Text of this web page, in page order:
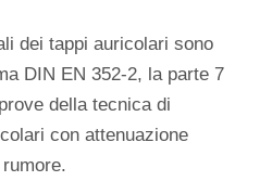
dei tappi auricolari sono
DIN EN 352-2, la parte 7
della tecnica di
con attenuazione